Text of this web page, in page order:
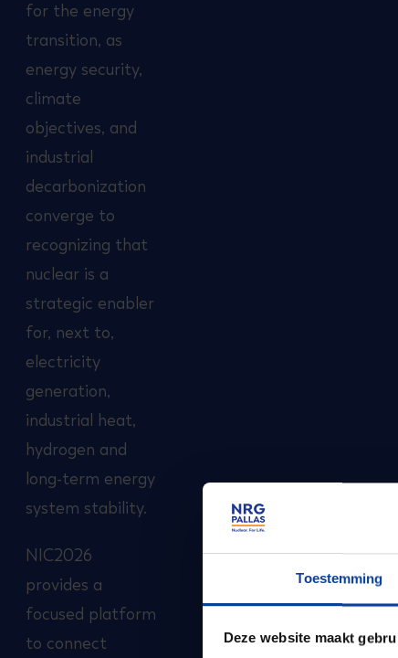
Toestemming
Deze website maakt
for the energy
transition, as
energy security,
climate
objectives, and
industrial
decarbonization
converge to
recognizing that
nuclear is a
strategic enabler
for, next to,
electricity
generation,
industrial heat,
hydrogen and
long-term energy
system stability.
NIC2026
provides a
focused platform
to connect